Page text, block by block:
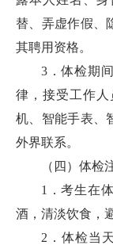
替、弄虚作假、
其聘用资格。
3．体检期
律，接受工作
机、智能手表、
外界联系。
（四）体检
1．考生在
酒，清淡饮食，
2．体检当